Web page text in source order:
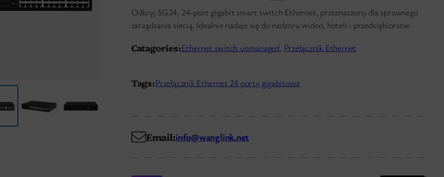
Odkryj SG24, 24-port gigabit smart switch Ethernet, przeznaczony dla sprawnego
zarządzania siecią. Idealnie nadaje się do nadzoru wideo, hoteli i przedsiębiorstw.
Catagories:Ethernet switch unmanaged, Przełącznik Ethernet
Tags:Przełącznik Ethernet 24 porty gigabitowe
Email:info@wanglink.net